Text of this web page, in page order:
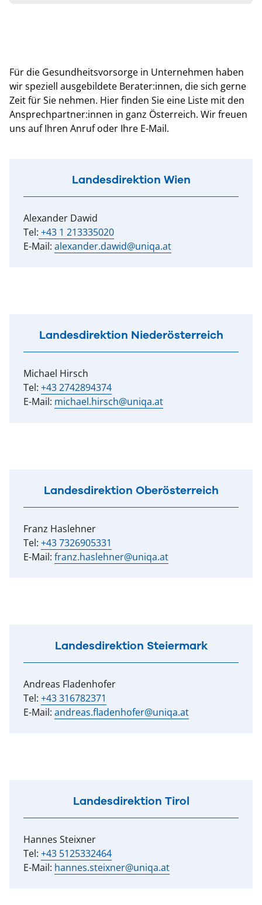
Für die Gesundheitsvorsorge in Unternehmen haben
wir speziell ausgebildete Berater:innen, die sich gerne
Zeit für Sie nehmen. Hier finden Sie eine Liste mit den
Ansprechpartner:innen in ganz Österreich. Wir freuen
uns auf Ihren Anruf oder Ihre E-Mail.
Landesdirektion Wien
Alexander Dawid
Tel: +43 1 213335020
E-Mail: alexander.dawid@uniqa.at
Landesdirektion Niederösterreich
Michael Hirsch
Tel: +43 2742894374
E-Mail: michael.hirsch@uniqa.at
Landesdirektion Oberösterreich
Franz Haslehner
Tel: +43 7326905331
E-Mail: franz.haslehner@uniqa.at
Landesdirektion Steiermark
Andreas Fladenhofer
Tel: +43 316782371
E-Mail: andreas.fladenhofer@uniqa.at
Landesdirektion Tirol
Hannes Steixner
Tel: +43 5125332464
E-Mail: hannes.steixner@uniqa.at